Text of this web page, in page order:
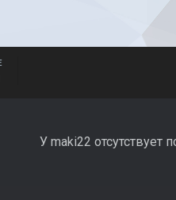
У maki22 отсутствует